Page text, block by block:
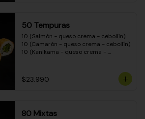
50 Tempuras
10 (Salmón - queso crema - cebollín)
10 (Camarón - queso crema - cebollín)
10 (Kanikama - queso crema -
crema - cebollín)
$23.990
80 Mixtas